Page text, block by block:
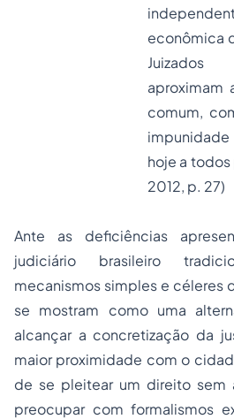
econômica
Juizados
aproximam
comum,
hoje a todos
2012, p. 27)
Ante as deficiências
judiciário brasileiro
mecanismos simples e céleres
se mostram como uma
alcançar a concretização da
maior proximidade com o
de se pleitear um direito sem
preocupar com formalismos